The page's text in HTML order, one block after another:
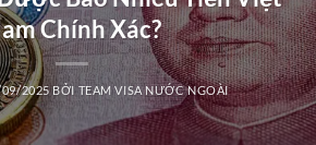
Chính Xác?
2025 BỞI TEAM VISA NƯỚC NGOÀI